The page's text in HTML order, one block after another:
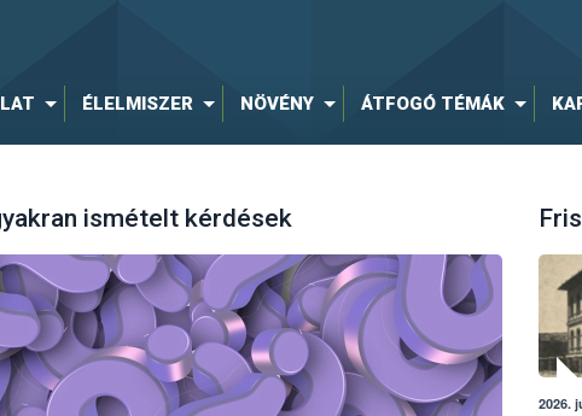
ÉLELMISZER NÖVÉNY ÁTFOGÓ TÉMÁK
ismételt kérdések
2026.